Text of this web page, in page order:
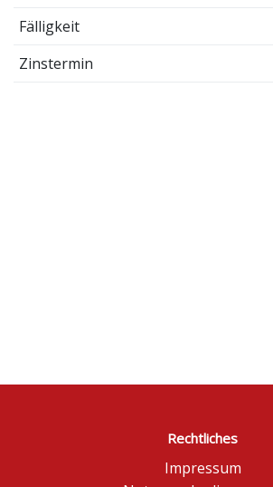
Fälligkeit
Zinstermin
Rechtliches
Impressum